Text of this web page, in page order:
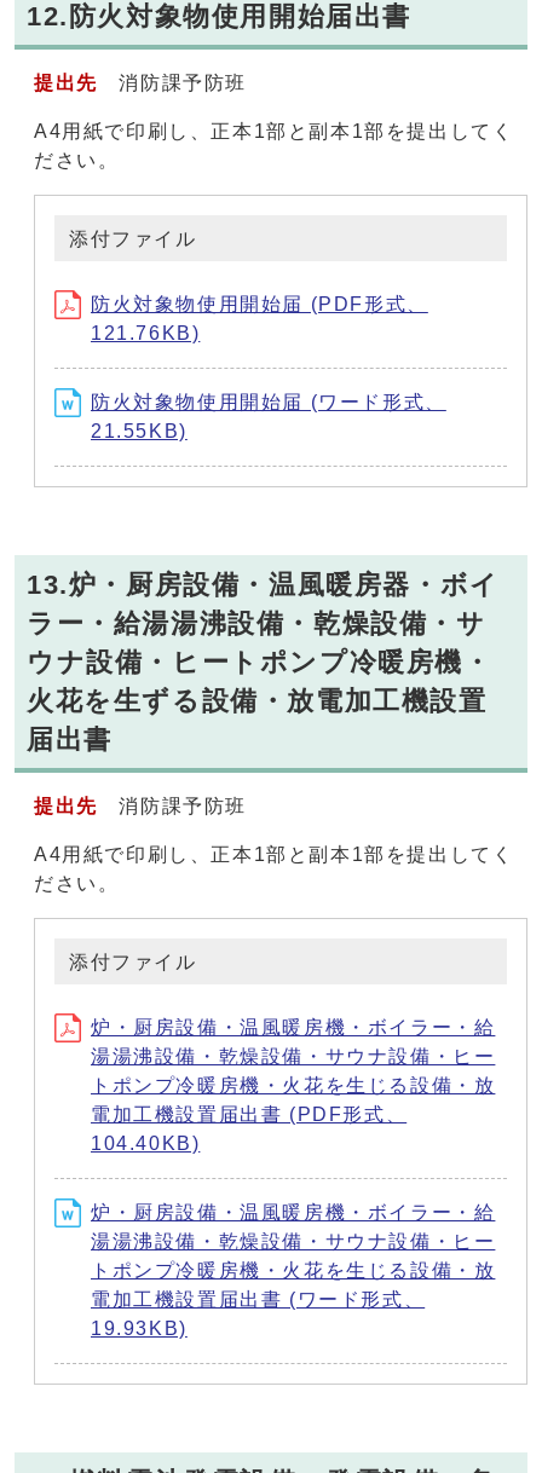
12.防火対象物使用開始届出書
提出先消防課予防班
A4用紙で印刷し、正本1部と副本1部を提出してく
ださい。
添付ファイル
防火対象物使用開始届 (PDF形式、
121.76KB)
防火対象物使用開始届 (ワード形式、
21.55KB)
13.炉・厨房設備・温風暖房器・ボイ
ラー・給湯湯沸設備・乾燥設備・サ
ウナ設備・ヒートポンプ冷暖房機・
火花を生ずる設備・放電加工機設置
届出書
提出先 消防課予防班
A4用紙で印刷し、正本1部と副本1部を提出してく
ださい。
添付ファイル
炉・厨房設備・温風暖房機・ボイラー・給
湯湯沸設備・乾燥設備・サウナ設備・ヒー
トポンプ冷暖房機・火花を生じる設備・放
電加工機設置届出書 (PDF形式、
104.40KB)
炉・厨房設備・温風暖房機・ボイラー・給
湯湯沸設備・乾燥設備・サウナ設備・ヒー
トポンプ冷暖房機・火花を生じる設備・放
電加工機設置届出書 (ワード形式、
19.93KB)